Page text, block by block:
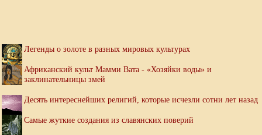
Легенды о золоте в разных мировых культурах
Африканский культ Мамми Вата - «Хозяйки воды» и
заклинательницы змей
Десять интереснейших религий, которые исчезли сотни лет назад
Самые жуткие создания из славянских поверий